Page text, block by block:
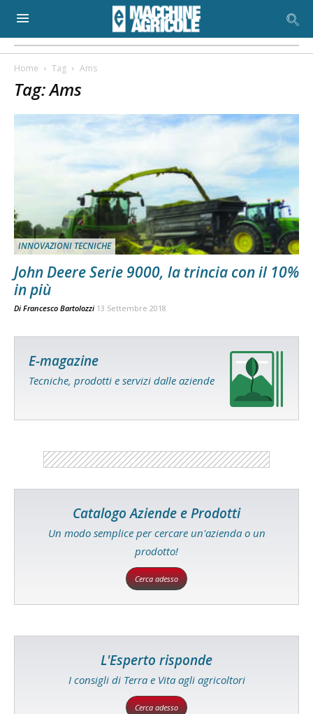
Home Tag Ams
Tag: Ams
INNOVAZIONI TECNICHE
John Deere Serie 9000, la trincia con il 10%
in più
Di Francesco Bartolozzi 13 Settembre 2018
E-magazine
Tecniche, prodotti e servizi dalle aziende
Catalogo Aziende e Prodotti
Un modo semplice per cercare un'azienda o un
prodotto!
Cerca adesso
L'Esperto risponde
I consigli di Terra e Vita agli agricoltori
Cerca adesso